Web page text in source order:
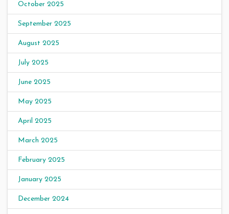
October 2025
September 2025
August 2025
July 2025
June 2025
May 2025
April 2025
March 2025
February 2025
January 2025
December 2024